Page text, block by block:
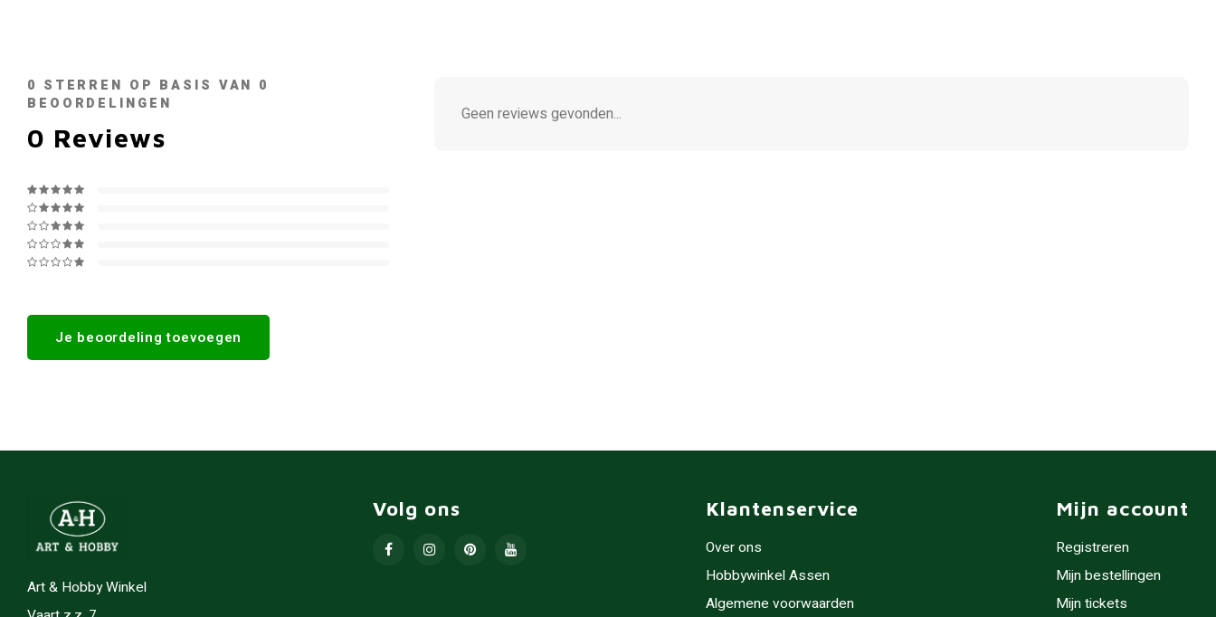
0 STERREN OP BASIS VAN 0
BEOORDELINGEN
0 Reviews
Je beoordeling toevoegen
Geen reviews gevonden...
Art & Hobby Winkel
Volg ons Klantenservice
Over ons
Hobbywinkel Assen
Algemene voorwaarden
Mijn account
Registreren
Mijn bestellingen
Mijn tickets